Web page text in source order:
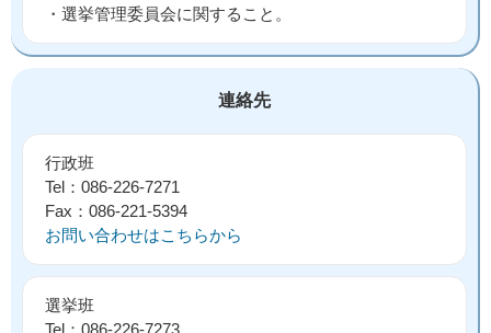
・選挙管理委員会に関すること。
連絡先
行政班
Tel：086-226-7271
Fax：086-221-5394
お問い合わせはこちらから
選挙班
Tel：086-226-7273